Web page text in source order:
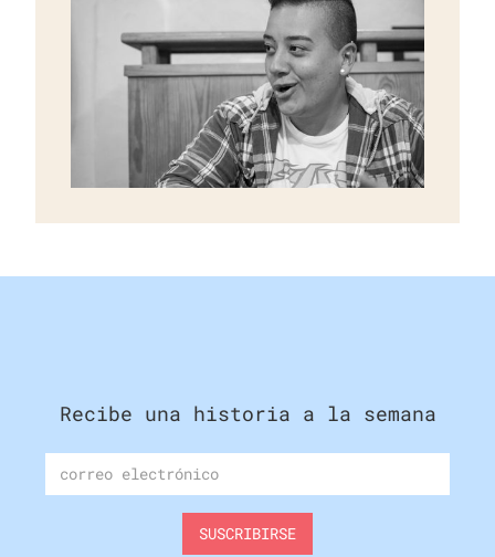
Recibe una historia a la semana